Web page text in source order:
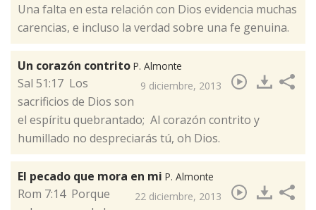
Una falta en esta relación con Dios evidencia muchas
carencias, e incluso la verdad sobre una fe genuina.
Un corazón contrito P. Almonte
9 diciembre, 2013
​Sal 51:17 Los
sacrificios de Dios son
el espíritu quebrantado; Al corazón contrito y
humillado no despreciarás tú, oh Dios.
El pecado que mora en mi P. Almonte
22 diciembre, 2013
​Rom 7:14 Porque